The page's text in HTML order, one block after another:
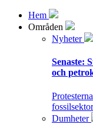
Hem
Områden
Nyheter
Senaste:
och
Dumheter